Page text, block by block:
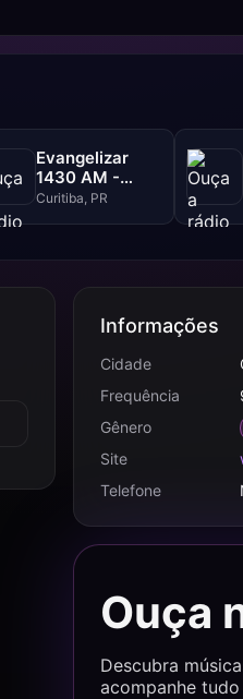
Evangelizar
1430 AM -
1430 AM
Curitiba, PR
Informações
Cidade
Frequência
Gênero
Site
Telefone
Ouça
Descubra
acompanhe